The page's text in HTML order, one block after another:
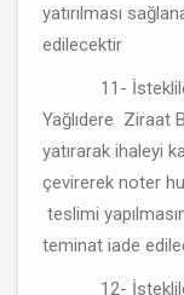
yatırılması
edilecektir
11- İsteklilerin
Yağlıdere Ziraat
yatırarak ihaleyi
çevirerek noter
teslimi
teminat iade
12-